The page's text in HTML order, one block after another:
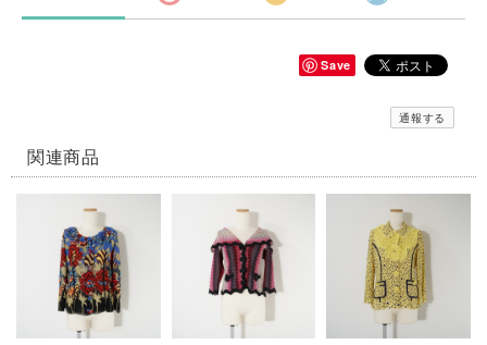
Save
通報する
関連商品